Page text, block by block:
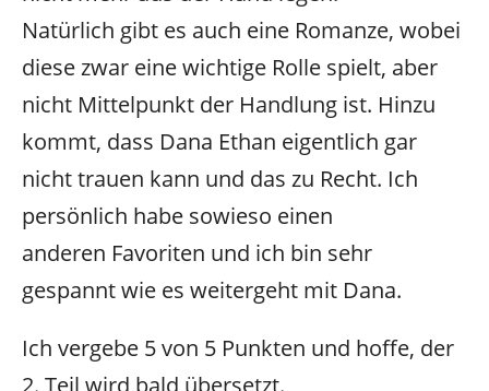
Natürlich gibt es auch eine Romanze, wobei
diese zwar eine wichtige Rolle spielt, aber
nicht Mittelpunkt der Handlung ist. Hinzu
kommt, dass Dana Ethan eigentlich gar
nicht trauen kann und das zu Recht. Ich
persönlich habe sowieso einen
anderen Favoriten und ich bin sehr
gespannt wie es weitergeht mit Dana.
Ich vergebe 5 von 5 Punkten und hoffe, der
2. Teil wird bald übersetzt.